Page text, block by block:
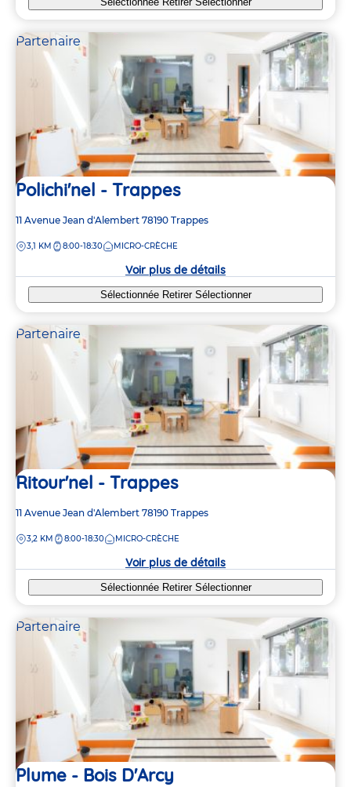
Partenaire
Polichi'nel - Trappes
Adresse
la
11 Avenue Jean d'Alembert 78190 Trappes
DISTANCE
3,1 KM 8:00-18:30 MICRO-CRÈCHE
Voir plus de détails
Sélectionnée Retirer Sélectionner
Partenaire
Ritour'nel - Trappes
Adresse
la
11 Avenue Jean d'Alembert 78190 Trappes
DISTANCE
3,2 KM 8:00-18:30 MICRO-CRÈCHE
Voir plus de détails
Sélectionnée Retirer Sélectionner
Partenaire
Plume - Bois D'Arcy
3
3
4 2
3
3
4 2